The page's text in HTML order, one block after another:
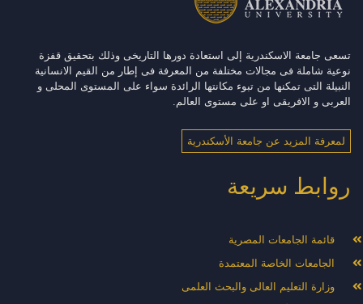
تسعى جامعة الاسكندرية إلى استعادة دورها التاريخى وذلك بتحقيق قفزة
نوعية شاملة فى مجالات مختلفة من المعرفة فى إطار من القيم الانسانية
النبيلة التى تمكنها من تبوء مكانتها الرائدة سواء على المستوى المحلى و
العربى و الافريقى او على مستوى العالم.
لمعرفة المزيد عن جامعة الأسكندرية
روابط سريعة
قائمة الجامعات المصرية
الجامعات الخاصة المعتمدة
وزارة التعليم العالى والبحث العلمى